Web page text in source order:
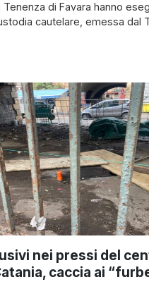
Tenenza di Favara hanno
cautelare, emessa dal
GIP – nei confronti di un
Sisa di via Cicchillo […]
nei pressi del
caccia ai